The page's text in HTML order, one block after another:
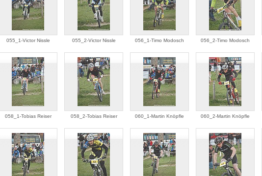
055_1-Victor Nissle 055_2-Victor Nissle 056_1-Timo Modosch 056_2-Timo Modosch
058_1-Tobias Reiser 058_2-Tobias Reiser 060_1-Martin Knöpfle 060_2-Martin Knöpfle